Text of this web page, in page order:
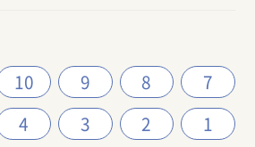
10 9 8 7
4 3 2 1